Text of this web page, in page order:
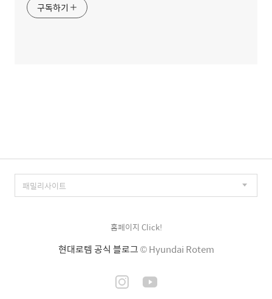
구독하기
홈페이지 Click!
현대로템 공식 블로그© Hyundai Rotem